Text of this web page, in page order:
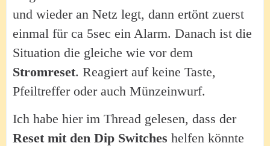
und wieder an Netz legt, dann ertönt zuerst
einmal für ca 5sec ein Alarm. Danach ist die
Situation die gleiche wie vor dem
Stromreset. Reagiert auf keine Taste,
Pfeiltreffer oder auch Münzeinwurf.
Ich habe hier im Thread gelesen, dass der
Reset mit den Dip Switches helfen könnte